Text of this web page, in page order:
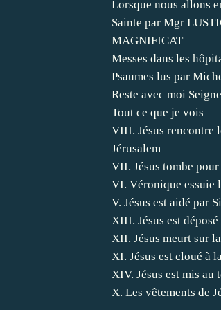
Lorsque nous allons
Sainte par Mgr
MAGNIFICAT
Messes dans les
Psaumes lus par
Reste avec moi
Tout ce que je vois
VIII. Jésus rencontre
Jérusalem
VII. Jésus tombe
VI. Véronique essuie
V. Jésus est aidé par
XIII. Jésus est
XII. Jésus meurt sur
XI. Jésus est cloué à
XIV. Jésus est mis au
X. Les vêtements de